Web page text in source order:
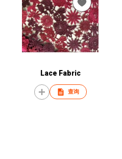
Lace Fabric
查询